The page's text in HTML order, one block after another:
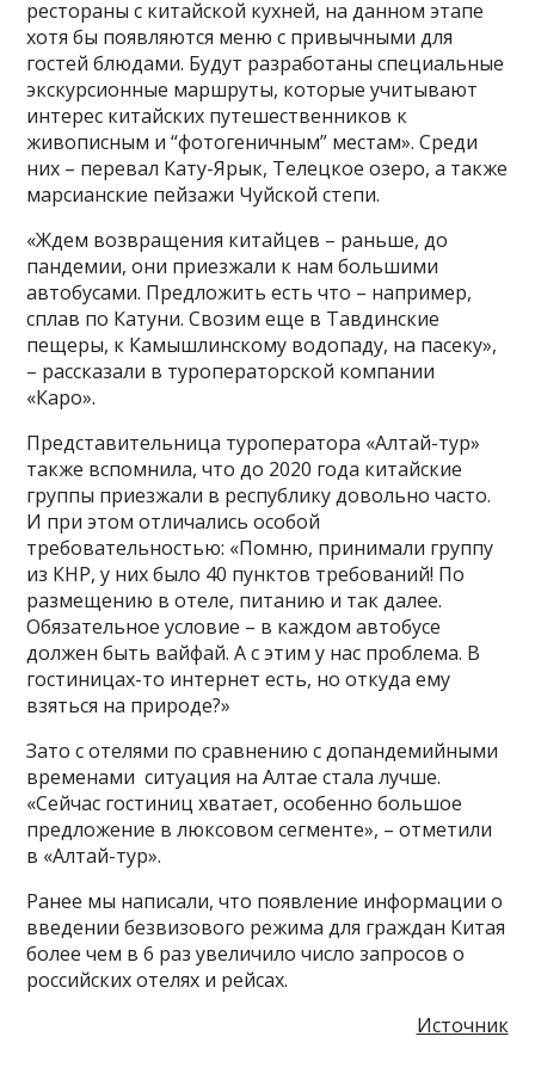
рестораны с китайской кухней, на данном этапе
хотя бы появляются меню с привычными для
гостей блюдами. Будут разработаны специальные
экскурсионные маршруты, которые учитывают
интерес китайских путешественников к
живописным и “фотогеничным” местам». Среди
них – перевал Кату-Ярык, Телецкое озеро, а также
марсианские пейзажи Чуйской степи.
«Ждем возвращения китайцев – раньше, до
пандемии, они приезжали к нам большими
автобусами. Предложить есть что – например,
сплав по Катуни. Свозим еще в Тавдинские
пещеры, к Камышлинскому водопаду, на пасеку»,
– рассказали в туроператорской компании
«Каро».
Представительница туроператора «Алтай-тур»
также вспомнила, что до 2020 года китайские
группы приезжали в республику довольно часто.
И при этом отличались особой
требовательностью: «Помню, принимали группу
из КНР, у них было 40 пунктов требований! По
размещению в отеле, питанию и так далее.
Обязательное условие – в каждом автобусе
должен быть вайфай. А с этим у нас проблема. В
гостиницах-то интернет есть, но откуда ему
взяться на природе?»
Зато с отелями по сравнению с допандемийными
временами ситуация на Алтае стала лучше.
«Сейчас гостиниц хватает, особенно большое
предложение в люксовом сегменте», – отметили
в «Алтай-тур».
Ранее мы написали, что появление информации о
введении безвизового режима для граждан Китая
более чем в 6 раз увеличило число запросов о
российских отелях и рейсах.
Источник